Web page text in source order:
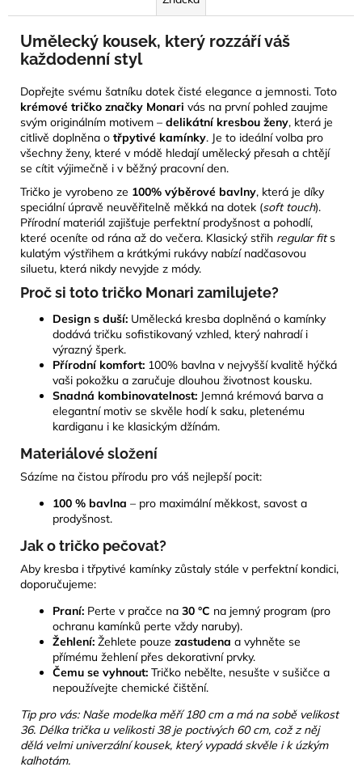
Umělecký kousek, který rozzáří váš
každodenní styl
Dopřejte svému šatníku dotek čisté elegance a jemnosti. Toto
krémové tričko značky Monari vás na první pohled zaujme
svým originálním motivem – delikátní kresbou ženy, která je
citlivě doplněna o třpytivé kamínky. Je to ideální volba pro
všechny ženy, které v módě hledají umělecký přesah a chtějí
se cítit výjimečně i v běžný pracovní den.
Tričko je vyrobeno ze 100% výběrové bavlny, která je díky
speciální úpravě neuvěřitelně měkká na dotek (soft touch).
Přírodní materiál zajišťuje perfektní prodyšnost a pohodlí,
které oceníte od rána až do večera. Klasický střih regular fits
kulatým výstřihem a krátkými rukávy nabízí nadčasovou
siluetu, která nikdy nevyjde z módy.
Proč si toto tričko Monari zamilujete?
Design s duší: Umělecká kresba doplněná o kamínky
dodává tričku sofistikovaný vzhled, který nahradí i
výrazný šperk.
Přírodní komfort: 100% bavlna v nejvyšší kvalitě hýčká
vaši pokožku a zaručuje dlouhou životnost kousku.
Snadná kombinovatelnost: Jemná krémová barva a
elegantní motiv se skvěle hodí k saku, pletenému
kardiganu i ke klasickým džínám.
Materiálové složení
Sázíme na čistou přírodu pro váš nejlepší pocit:
100 % bavlna – pro maximální měkkost, savost a
prodyšnost.
Jak o tričko pečovat?
Aby kresba i třpytivé kamínky zůstaly stále v perfektní kondici,
doporučujeme:
Praní: Perte v pračce na 30 °C na jemný program (pro
ochranu kamínků perte vždy naruby).
Žehlení: Žehlete pouze zastudena a vyhněte se
přímému žehlení přes dekorativní prvky.
Čemu se vyhnout: Tričko nebělte, nesušte v sušičce a
nepoužívejte chemické čištění.
Tip pro vás: Naše modelka měří 180 cm a má na sobě velikost
36. Délka trička u velikosti 38 je poctivých 60 cm, což z něj
dělá velmi univerzální kousek, který vypadá skvěle i k úzkým
kalhotám.